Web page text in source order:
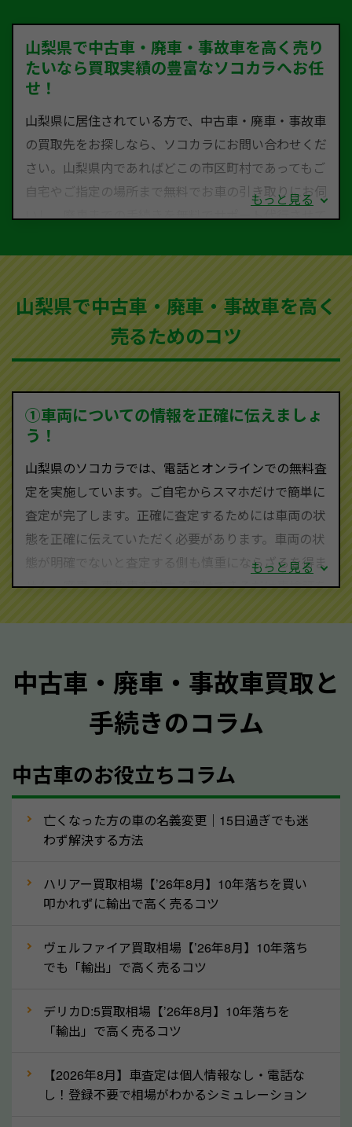
山梨県で中古車・廃車・事故車を高く売り
たいなら買取実績の豊富なソコカラへお任
せ！
山梨県に居住されている方で、中古車・廃車・事故車
の買取先をお探しなら、ソコカラにお問い合わせくだ
さい。山梨県内であればどこの市区町村であってもご
自宅やご指定の場所まで無料でお車の引き取りにお伺
いし、廃車までの手続きを無料でサポート代行させて
買取可能です。
ソコカラは世界１１０か国に独自の販売ネットワーク
を持ち、国内に自社物流網、自社ヤードをもっている
を実現し、お客様に利益を還元することができるので
す。
590-870）までお問い合わせ下さい。
査定・ご相談・見積もりはすべて無料で行います。安
心してお問い合わせください。
もっと見る
山梨県で中古車・廃車・事故車を高く
売るためのコツ
①車両についての情報を正確に伝えましょ
う！
山梨県のソコカラでは、電話とオンラインでの無料査
定を実施しています。ご自宅からスマホだけで簡単に
査定が完了します。正確に査定するためには車両の状
態を正確に伝えていただく必要があります。車両の状
態が明確でないと査定する側も慎重にならざるを得ま
せん。廃車・事故車査定する際はできるだけ車検証を
質問させていただく内容は以下の通りとなります。
メーカー／車種
型式／グレード
走行距離（例：約〇万キロ）
車検の満了日
内装や外装の状態
定を行い高価買取価格をつけやすくなります。
ってきます！
月割りで返還されるものです。ですから、自動車税の
還付金は早めに売却するほど多く還付されます。不要
③自動車税の還付金の扱いについて確認し
もっと見る
中古車・廃車・事故車買取と
手続きのコラム
中古車のお役立ちコラム
亡くなった方の車の名義変更｜15日過ぎでも迷
わず解決する方法
ハリアー買取相場【’26年8月】10年落ちを買い
叩かれずに輸出で高く売るコツ
ヴェルファイア買取相場【’26年8月】10年落ち
でも「輸出」で高く売るコツ
デリカD:5買取相場【’26年8月】10年落ちを
「輸出」で高く売るコツ
【2026年8月】車査定は個人情報なし・電話な
し！登録不要で相場がわかるシミュレーション